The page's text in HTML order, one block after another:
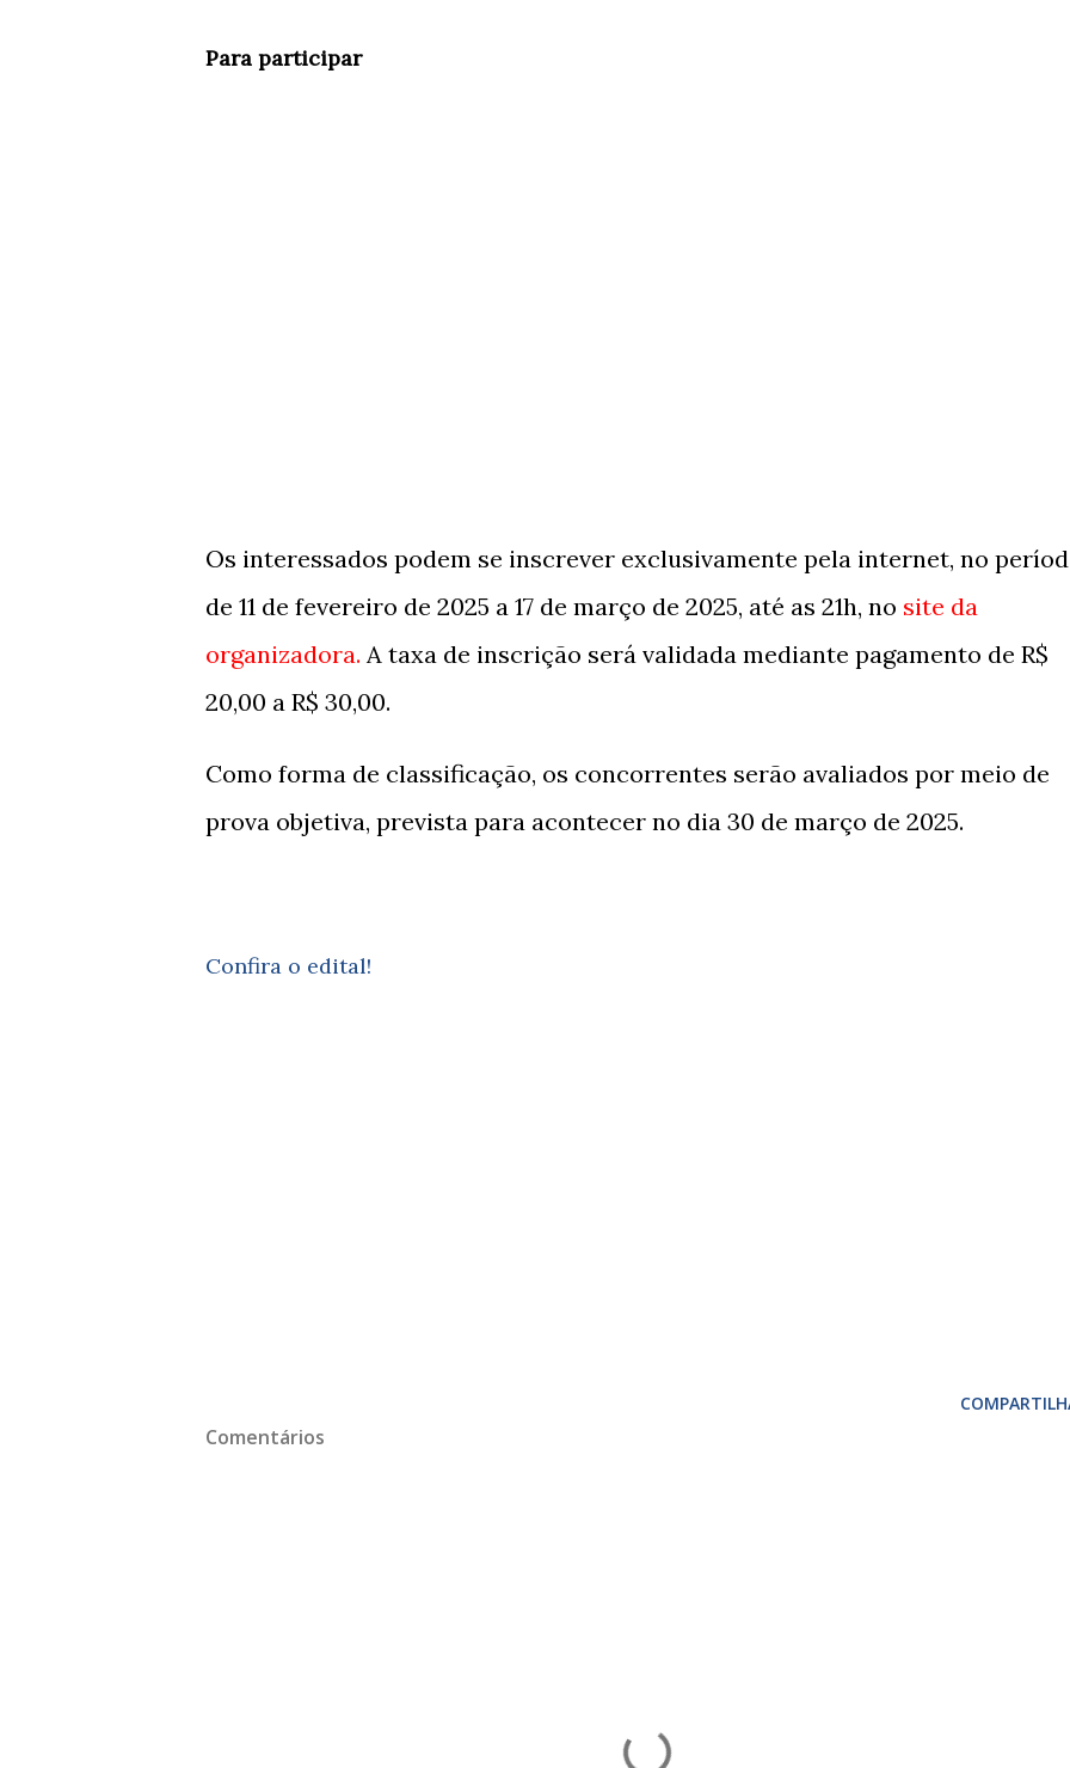
Para participar
Os interessados podem se inscrever exclusivamente pela internet, no
de 11 de fevereiro de 2025 a 17 de março de 2025, até as 21h, no site da
organizadora. A taxa de inscrição será validada mediante pagamento de R$
20,00 a R$ 30,00.
Como forma de classificação, os concorrentes serão avaliados por meio de
prova objetiva, prevista para acontecer no dia 30 de março de 2025.
Confira o edital!
Comentários